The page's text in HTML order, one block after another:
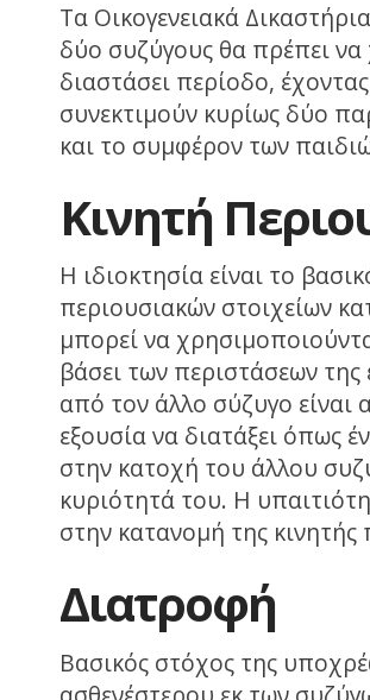
Τα Οικογενειακά
δύο συζύγους θα πρέπει να
διαστάσει περίοδο,
συνεκτιμούν κυρίως δύο
και το συμφέρον των
Κινητή
Η ιδιοκτησία είναι το
περιουσιακών στοιχείων
μπορεί να
βάσει των περιστάσεων
από τον άλλο σύζυγο είναι
εξουσία να διατάξει όπως
στην κατοχή του άλλου
κυριότητά του. Η
στην κατανομή της κινητής
Διατροφή
Βασικός στόχος της